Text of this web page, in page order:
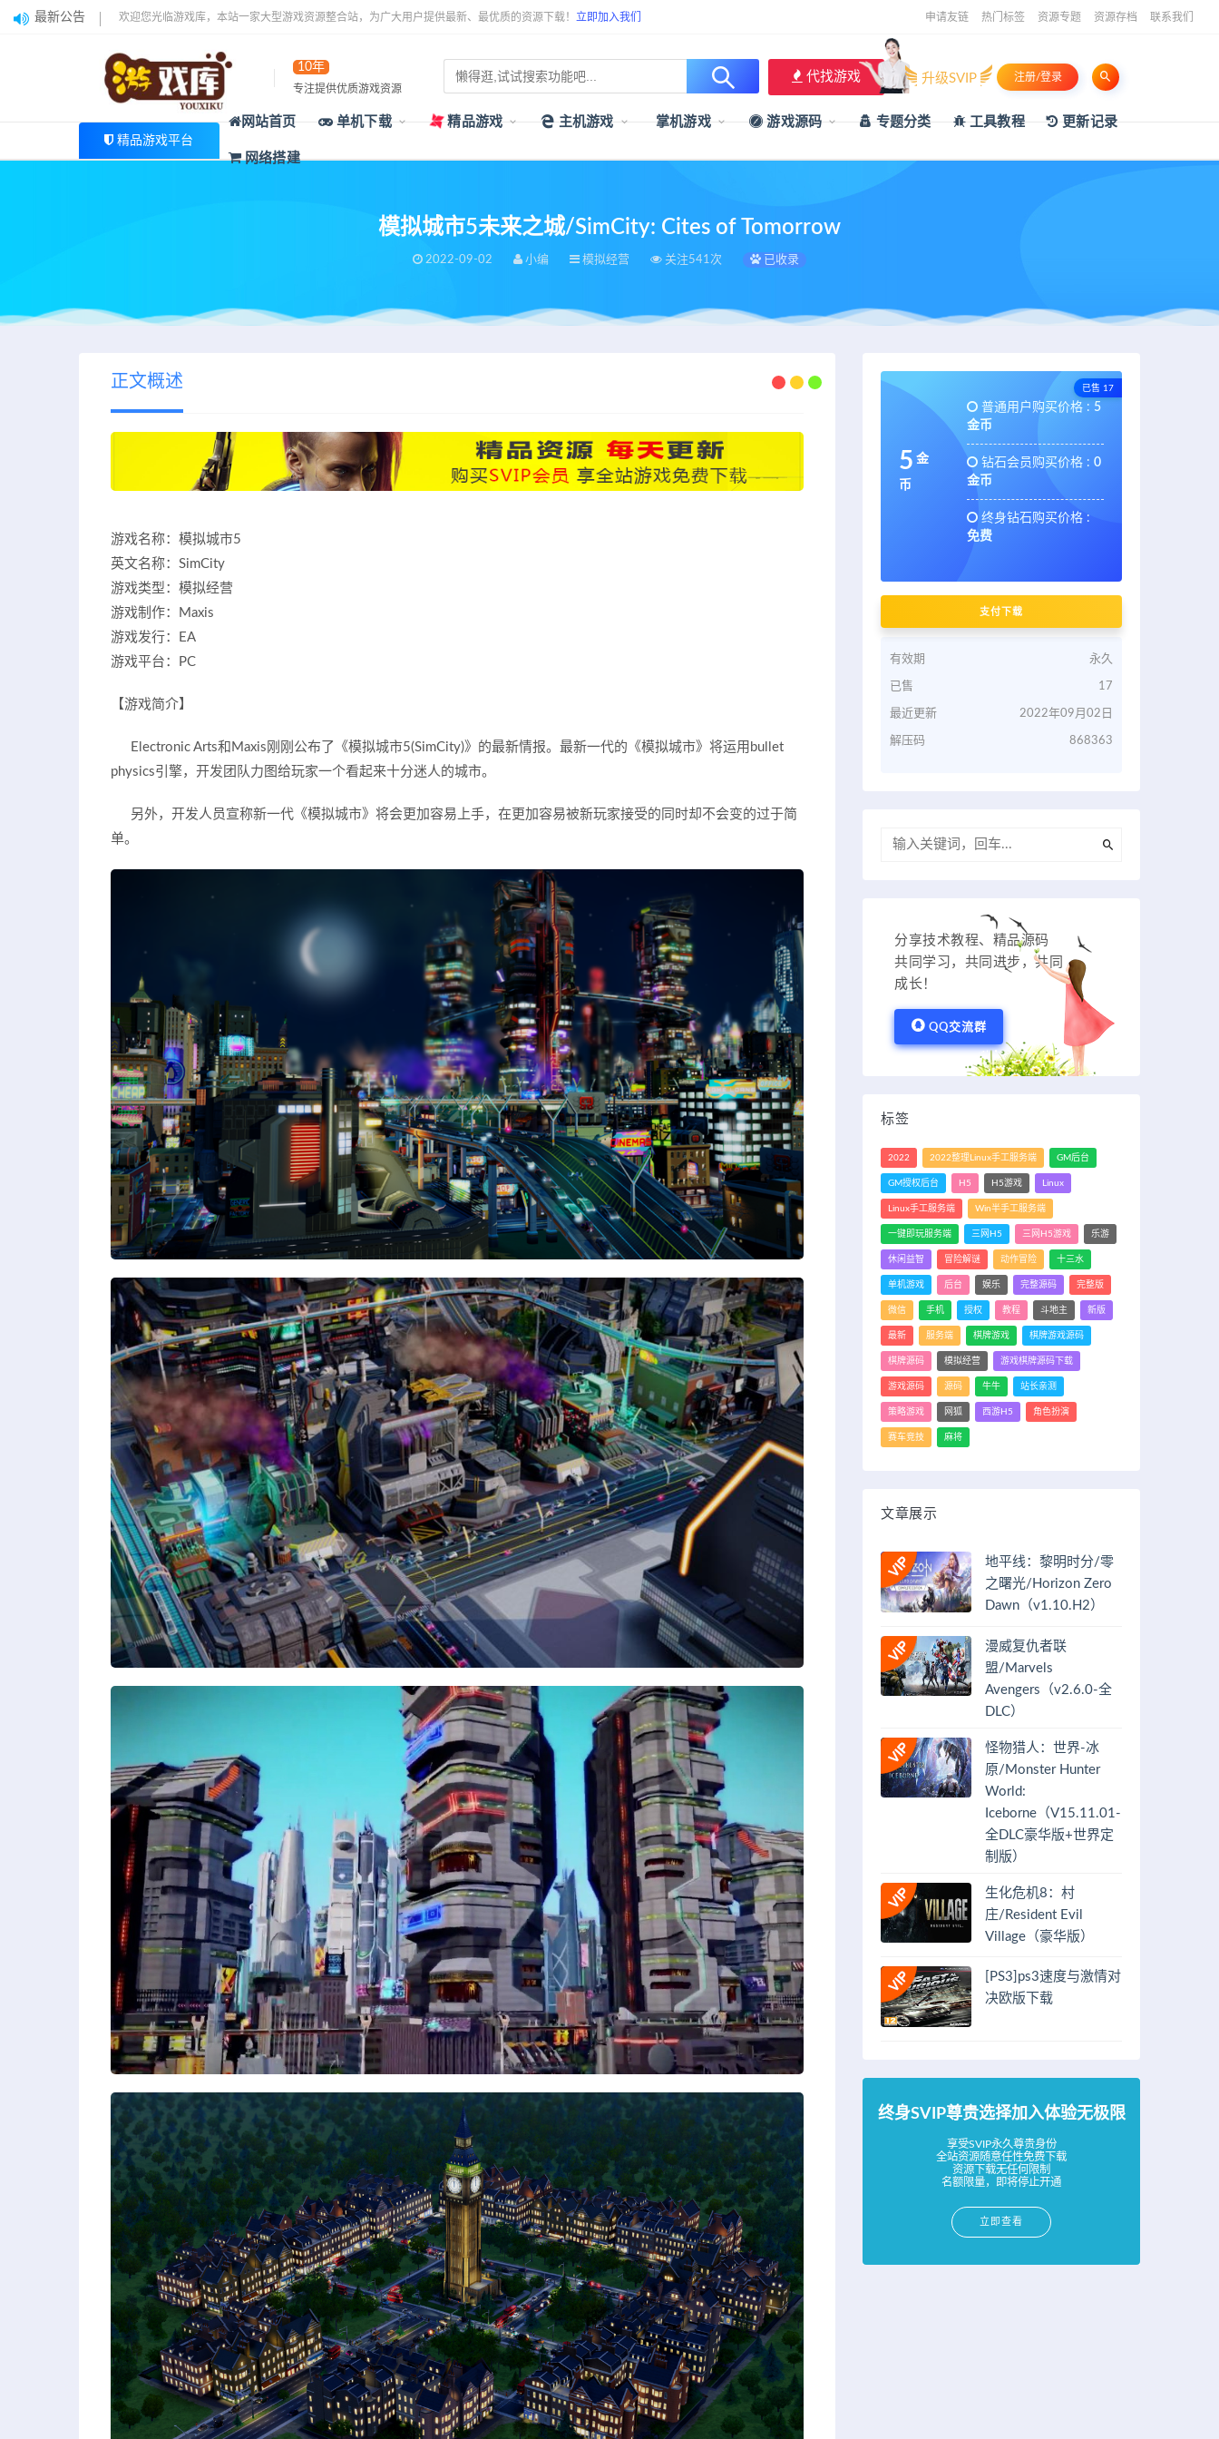
最新公告 欢迎您光临游戏库，本站一家大型游戏资源整合站，为广大用户提供最新、最优质的资源下载！ 立即加入我们 申请友链 热门标签 资源专题 资源存档 联系我们
10年
专注提供优质游戏资源
代找游戏 升级SVIP 注册/登录
精品游戏平台
网站首页 单机下载 精品游戏 主机游戏 掌机游戏 游戏源码 专题分类 工具教程 更新记录
网络搭建
模拟城市5未来之城/SimCity: Cites of Tomorrow
2022-09-02 小编 模拟经营 关注541次 已收录
正文概述
游戏名称：模拟城市5
英文名称：SimCity
游戏类型：模拟经营
游戏制作：Maxis
游戏发行：EA
游戏平台：PC
【游戏简介】
Electronic Arts和Maxis刚刚公布了《模拟城市5(SimCity)》的最新情报。最新一代的《模拟城市》将运用bullet
physics引擎，开发团队力图给玩家一个看起来十分迷人的城市。
另外，开发人员宣称新一代《模拟城市》将会更加容易上手，在更加容易被新玩家接受的同时却不会变的过于简
单。
已售 17
5 金
币
普通用户购买价格 : 5
金币
钻石会员购买价格 : 0
金币
终身钻石购买价格 :
免费
支付下载
有效期 永久
已售 17
最近更新 2022年09月02日
解压码 868363
分享技术教程、精品源码
共同学习，共同进步，共同
成长！
QQ交流群
标签
2022 2022整理Linux手工服务端 GM后台
GM授权后台 H5 H5游戏 Linux
Linux手工服务端 Win半手工服务端
一键即玩服务端 三网H5 三网H5游戏 乐游
休闲益智 冒险解谜 动作冒险 十三水
单机游戏 后台 娱乐 完整源码 完整版
微信 手机 授权 教程 斗地主 新版
最新 服务端 棋牌游戏 棋牌游戏源码
棋牌源码 模拟经营 游戏棋牌源码下载
游戏源码 源码 牛牛 站长亲测
策略游戏 网狐 西游H5 角色扮演
赛车竞技 麻将
文章展示
地平线：黎明时分/零
之曙光/Horizon Zero
Dawn（v1.10.H2）
漫威复仇者联
盟/Marvels
Avengers（v2.6.0-全
DLC）
怪物猎人：世界-冰
原/Monster Hunter
World:
Iceborne（V15.11.01-
全DLC豪华版+世界定
制版）
生化危机8：村
庄/Resident Evil
Village（豪华版）
[PS3]ps3速度与激情对
决欧版下载
终身SVIP尊贵选择加入体验无极限
享受SVIP永久尊贵身份
全站资源随意任性免费下载
资源下载无任何限制
名额限量，即将停止开通
立即查看